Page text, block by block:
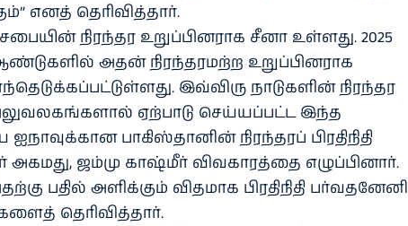
எனத் தெரிவித்தார்.
சபையின் நிரந்தர உறுப்பினராக சீனா உள்ளது. 2025
அதன் நிரந்தரமற்ற உறுப்பினராக
இவ்விரு நாடுகளின் நிரந்தர
அலுவலகங்களால் ஏற்பாடு செய்யப்பட்ட இந்த
ஐநாவுக்கான பாகிஸ்தானின் நிரந்தரப் பிரதிநிதி
அகமது, ஜம்மு காஷ்மீர் விவகாரத்தை எழுப்பினார்.
பதில் அளிக்கும் விதமாக பிரதிநிதி பர்வதனேனி
தெரிவித்தார்.